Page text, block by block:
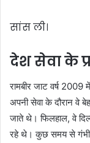
सांस ली।
देश सेवा के
रामबीर जाट वर्ष 2009 में
अपनी सेवा के दौरान वे
जाते थे। फिलहाल, वे
रहे थे। कुछ समय से